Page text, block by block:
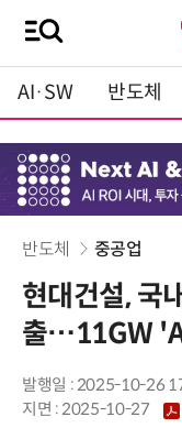
AI·SW 반도체
반도체 중공업
현대건설, 국
출…11GW
발행일 : 2025-10-26
지면 :2025-10-27